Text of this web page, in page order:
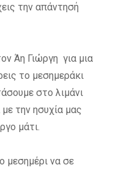
την απάντησή
Άη Γιώργη για μια
το μεσημεράκι
στο λιμάνι
την ησυχία μας
μάτι.
μεσημέρι να σε